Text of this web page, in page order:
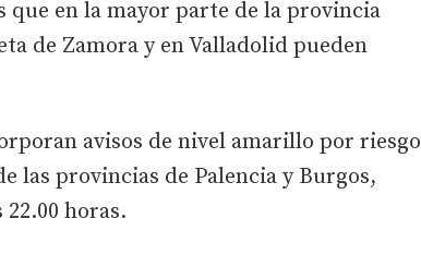
que en la mayor parte de la provincia
de Zamora y en Valladolid pueden
avisos de nivel amarillo por riesgo
las provincias de Palencia y Burgos,
horas.